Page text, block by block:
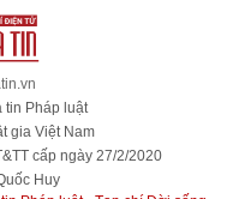
Pháp luật
gia Việt Nam
cấp ngày 27/2/2020
Huy